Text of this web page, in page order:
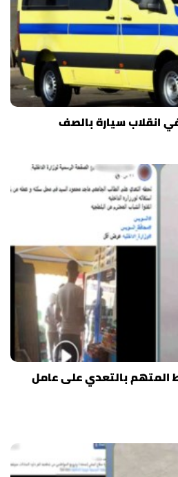
المتهم بالتعدي على عامل